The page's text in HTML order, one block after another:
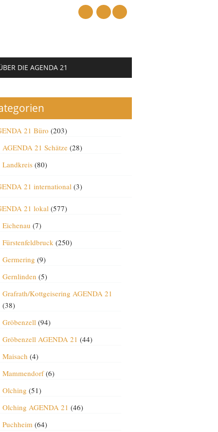
DIE AGENDA 21
21 Büro (203)
AGENDA 21 Schätze(28)
Landkreis(80)
21 international(3)
21 lokal(577)
Eichenau (7)
Fürstenfeldbruck(250)
Germering (9)
Gernlinden (5)
Grafrath/Kottgeisering AGENDA 21
(38)
Gröbenzell(94)
Gröbenzell AGENDA 21 (44)
Maisach (4)
Mammendorf(6)
Olching (51)
Olching AGENDA 21 (46)
Puchheim(64)